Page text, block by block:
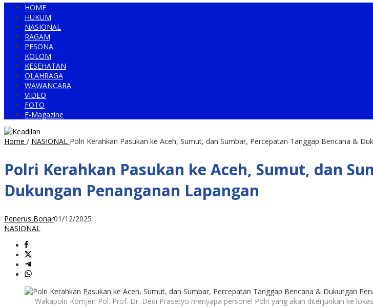
HOME
HUKUM
NASIONAL
RAGAM
PESONA
KOLOM
KESEHATAN
OLAHRAGA
WAWANCARA
VIDEO
FOTO
E-Magazine
Home / NASIONAL Polri Kerahkan Pasukan ke Aceh, Sumut, dan Sumbar, Percepatan Tanggap Bencana &
Polri Kerahkan Pasukan ke Aceh, Sumut, dan
Dukungan Penanganan Lapangan
Penerus Bonar01/12/2025
NASIONAL
Wakapolri Komjen Pol. Prof. Dr. Dedi Prasetyo menyapa personel Polri yang akan diterjunkan ke